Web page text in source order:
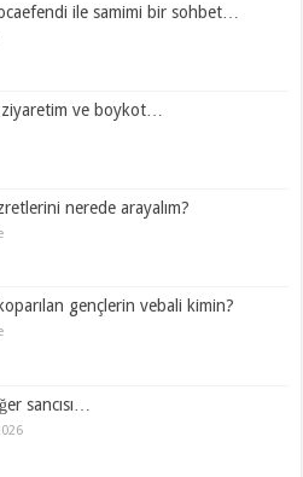
ile samimi bir sohbet…
ve boykot…
nerede arayalım?
gençlerin vebali kimin?
sancısı…